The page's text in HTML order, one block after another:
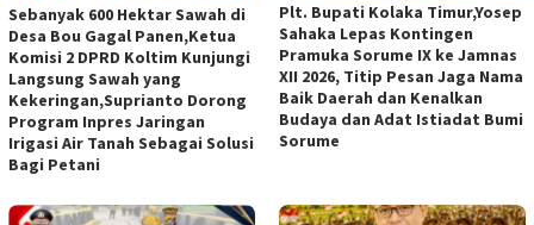
Sebanyak 600 Hektar Sawah di
Desa Bou Gagal Panen,Ketua
Komisi 2 DPRD Koltim Kunjungi
Langsung Sawah yang
Kekeringan,Suprianto Dorong
Program Inpres Jaringan
Irigasi Air Tanah Sebagai Solusi
Bagi Petani
Plt. Bupati Kolaka Timur,Yosep
Sahaka Lepas Kontingen
Pramuka Sorume IX ke Jamnas
XII 2026, Titip Pesan Jaga Nama
Baik Daerah dan Kenalkan
Budaya dan Adat Istiadat Bumi
Sorume